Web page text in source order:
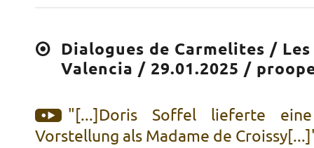
Dialogues de Carmelites /
Valencia / 29.01.2025 /
"[...]Doris Soffel lieferte
Vorstellung als Madame de